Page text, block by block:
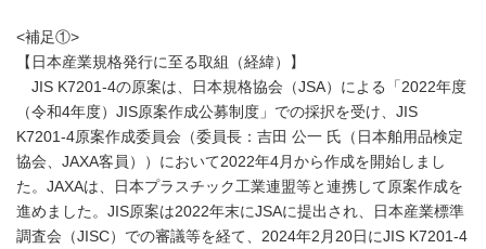
<補足①>
【日本産業規格発行に至る取組（経緯）】
JIS K7201-4の原案は、日本規格協会（JSA）による「2022年度
（令和4年度）JIS原案作成公募制度」での採択を受け、JIS
K7201-4原案作成委員会（委員長：吉田 公一 氏（日本舶用品検定
協会、JAXA客員））において2022年4月から作成を開始しまし
た。JAXAは、日本プラスチック工業連盟等と連携して原案作成を
進めました。JIS原案は2022年末にJSAに提出され、日本産業標準
調査会（JISC）での審議等を経て、2024年2月20日にJIS K7201-4